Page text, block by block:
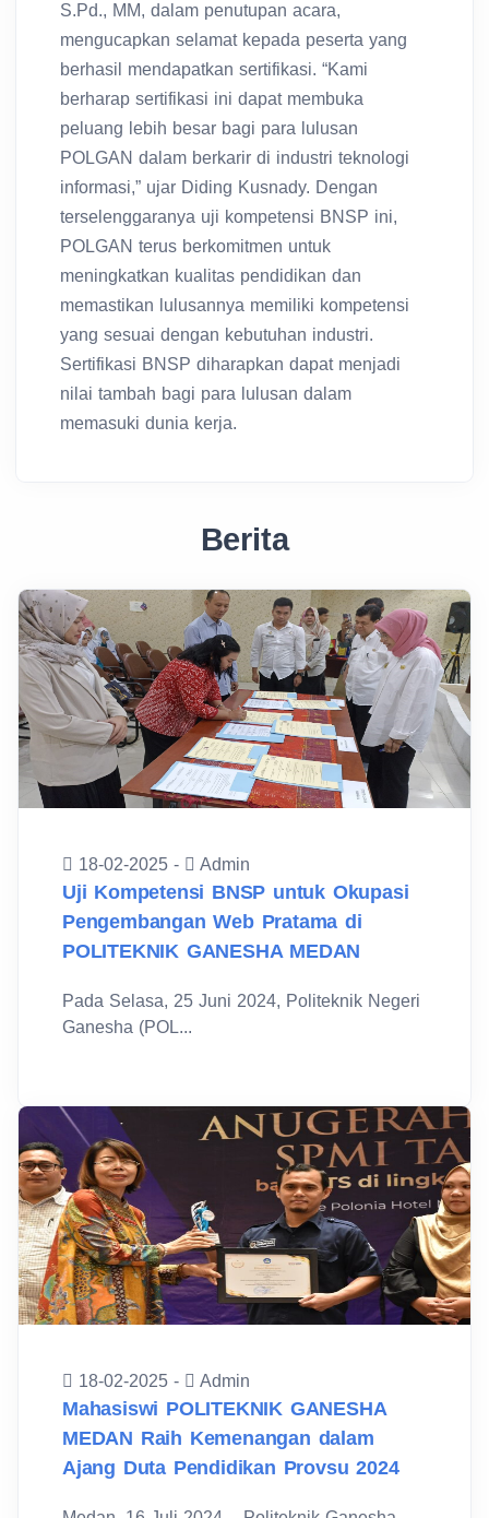
S.Pd., MM, dalam penutupan acara,
mengucapkan selamat kepada peserta yang
berhasil mendapatkan sertifikasi. “Kami
berharap sertifikasi ini dapat membuka
peluang lebih besar bagi para lulusan
POLGAN dalam berkarir di industri teknologi
informasi,” ujar Diding Kusnady. Dengan
terselenggaranya uji kompetensi BNSP ini,
POLGAN terus berkomitmen untuk
meningkatkan kualitas pendidikan dan
memastikan lulusannya memiliki kompetensi
yang sesuai dengan kebutuhan industri.
Sertifikasi BNSP diharapkan dapat menjadi
nilai tambah bagi para lulusan dalam
memasuki dunia kerja.
Berita
18-02-2025 - Admin
Uji Kompetensi BNSP untuk Okupasi
Pengembangan Web Pratama di
POLITEKNIK GANESHA MEDAN
Pada Selasa, 25 Juni 2024, Politeknik Negeri
Ganesha (POL...
18-02-2025 - Admin
Mahasiswi POLITEKNIK GANESHA
MEDAN Raih Kemenangan dalam
Ajang Duta Pendidikan Provsu 2024